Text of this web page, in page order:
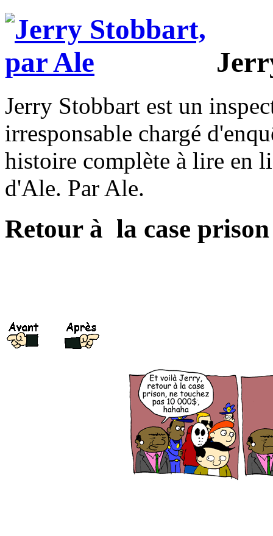
Jerry Stobbart est un
irresponsable chargé
histoire complète à lire en
d'Ale. Par Ale.
Retour à la case prison